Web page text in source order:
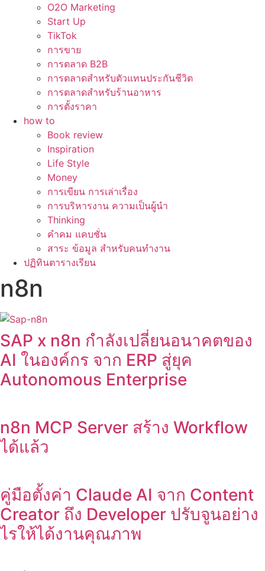
O2O Marketing
Start Up
TikTok
การขาย
การตลาด B2B
การตลาดสำหรับตัวแทนประกันชีวิต
การตลาดสำหรับร้านอาหาร
การตั้งราคา
how to
Book review
Inspiration
Life Style
Money
การเขียน การเล่าเรื่อง
การบริหารงาน ความเป็นผู้นำ
Thinking
คำคม แคบชั่น
สาระ ข้อมูล สำหรับคนทำงาน
ปฏิทินตารางเรียน
n8n
SAP x n8n กำลังเปลี่ยนอนาคตของ
AI ในองค์กร จาก ERP สู่ยุค
Autonomous Enterprise
n8n MCP Server สร้าง Workflow
ได้แล้ว
คู่มือตั้งค่า Claude AI จาก Content
Creator ถึง Developer ปรับจูนอย่าง
ไรให้ได้งานคุณภาพ